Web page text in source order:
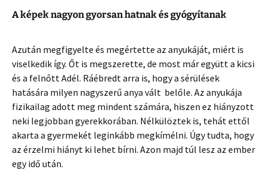
A képek nagyon gyorsan hatnak és gyógyítanak
Azután megfigyelte és megértette az anyukáját, miért is
viselkedik így. Őt is megszerette, de most már együtt a kicsi
és a felnőtt Adél. Ráébredt arra is, hogy a sérülések
hatására milyen nagyszerű anya vált belőle. Az anyukája
fizikailag adott meg mindent számára, hiszen ez hiányzott
neki legjobban gyerekkorában. Nélkülöztek is, tehát ettől
akarta a gyermekét leginkább megkímélni. Úgy tudta, hogy
az érzelmi hiányt ki lehet bírni. Azon majd túl lesz az ember
egy idő után.